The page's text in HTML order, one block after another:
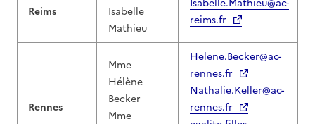
Reims
Isabelle
Mathieu
Isabelle.Mathieu@ac-
reims.fr
Rennes
Mme
Hélène
Becker
Mme
Helene.Becker@ac-
rennes.fr
Nathalie.Keller@ac-
rennes.fr